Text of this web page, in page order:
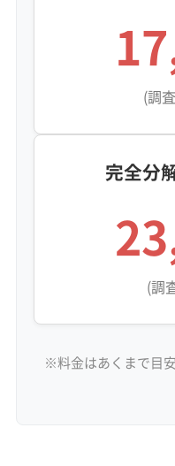
四條畷市は住宅地
り、業者選びの注
原台やさつきヶ丘
アコン」が主流です
とても複雑なため
できず当日キャン
して部品を壊した
す。
(調
完全分
(調
※料金はあくまで目